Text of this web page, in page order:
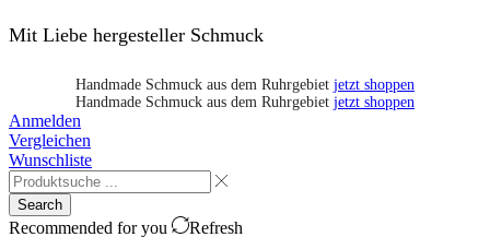
Mit Liebe hergesteller Schmuck
Handmade Schmuck aus dem Ruhrgebiet jetzt shoppen
Handmade Schmuck aus dem Ruhrgebiet jetzt shoppen
Anmelden
Vergleichen
Wunschliste
Search
Recommended for you
Refresh